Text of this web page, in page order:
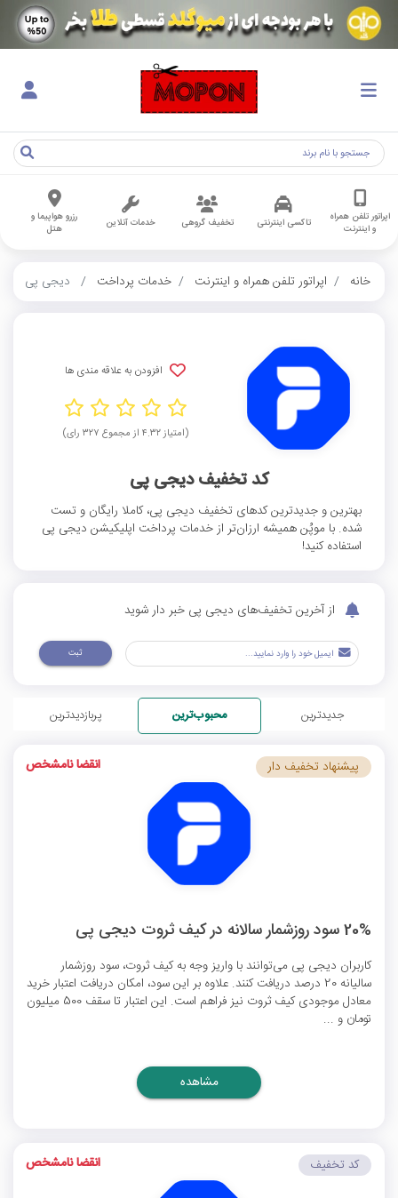
اپراتور تلفن همراه
و اینترنت
تاکسی اینترنتی تخفیف گروهی خدمات آنلاین
رزرو هواپیما و
هتل
خانه اپراتور تلفن همراه و اینترنت خدمات پرداخت دیجی پی
افزودن به علاقه مندی ها
(امتیاز ۴.۳۲ از مجموع ۳۲۷ رای)
کد تخفیف دیجی پی
بهترین و جدیدترین کدهای تخفیف دیجی پی، کاملا رایگان و تست
شده. با موپُن همیشه ارزان‌تر از خدمات پرداخت اپلیکیشن دیجی پی
استفاده کنید!
از آخرین تخفیف‌های دیجی پی خبر دار شوید
ثبت
جدیدترین محبوب‌ترین پربازدیدترین
20% سود روزشمار سالانه در کیف ثروت دیجی پی
کاربران دیجی پی می‌توانند با واریز وجه به کیف ثروت، سود روزشمار
سالیانه 20 درصد دریافت کنند. علاوه بر این سود، امکان دریافت اعتبار خرید
معادل موجودی کیف ثروت نیز فراهم است. این اعتبار تا سقف 500 میلیون
تومان و ...
پیشنهاد تخفیف دار انقضا نامشخص
مشاهده
کد تخفیف انقضا نامشخص